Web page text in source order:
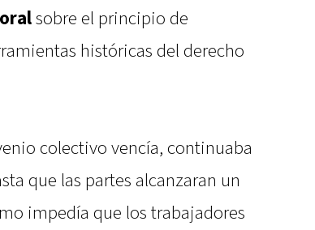
sobre el principio de
históricas del derecho
colectivo vencía, continuaba
que las partes alcanzaran un
impedía que los trabajadores